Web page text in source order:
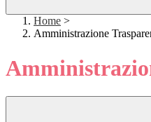
Home >
Amministrazione